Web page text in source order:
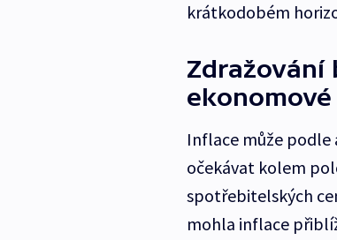
krátkodobém
Zdražování
ekonomové
Inflace může
očekávat kolem
spotřebitelských
mohla inflace